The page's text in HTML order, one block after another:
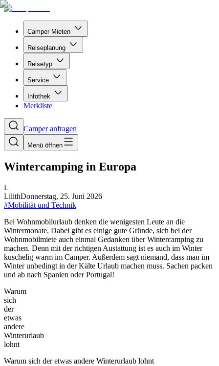
Camper Mieten
Reiseplanung
Reisetyp
Service
Infothek
Merkliste
Camper anfragen
Menü öffnen
Wintercamping in Europa
L
LilithDonnerstag, 25. Juni 2026
#Mobilität und Technik
Bei Wohnmobilurlaub denken die wenigesten Leute an die
Wintermonate. Dabei gibt es einige gute Gründe, sich bei der
Wohnmobilmiete auch einmal Gedanken über Wintercamping zu
machen. Denn mit der richtigen Austattung ist es auch im Winter
kuschelig warm im Camper. Außerdem sagt niemand, dass man im
Winter unbedingt in der Kälte Urlaub machen muss. Sachen packen
und ab nach Spanien oder Portugal!
Warum
sich
der
etwas
andere
Winterurlaub
lohnt
Warum sich der etwas andere Winterurlaub lohnt